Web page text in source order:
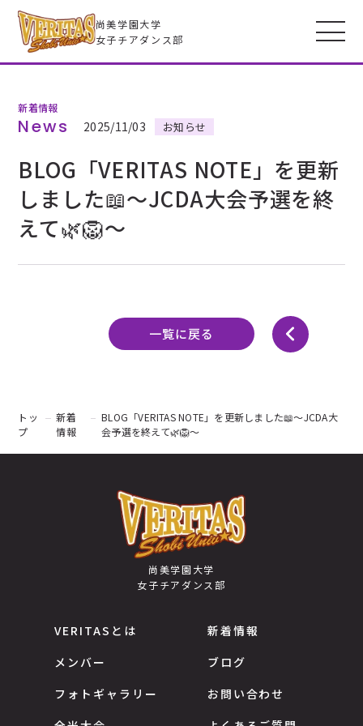
尚美学園大学
女子チアダンス部
VERITASとは
メンバー
フォトギャラリー
高校生のみなさんへ
ブログ
よくあるご質問
女子チアダンス部諸規定
プライバシーポリシー
新着情報
News 2025/11/03 お知らせ
BLOG「VERITAS NOTE」を更新
しました📖〜JCDA大会予選を終
えて🌿🦁〜
一覧に戻る
トッ
プ
新着
情報
BLOG「VERITAS NOTE」を更新しました📖〜JCDA大
会予選を終えて🌿🦁〜
尚美学園大学
女子チアダンス部
VERITASとは
新着情報
メンバー
ブログ
フォトギャラリー
お問い合わせ